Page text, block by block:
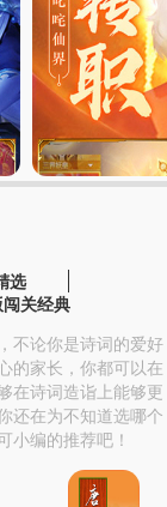
选
关经典
不论你是诗词的爱好
的家长，你都可以在
在诗词造诣上能够更
还在为不知道选哪个
小编的推荐吧！